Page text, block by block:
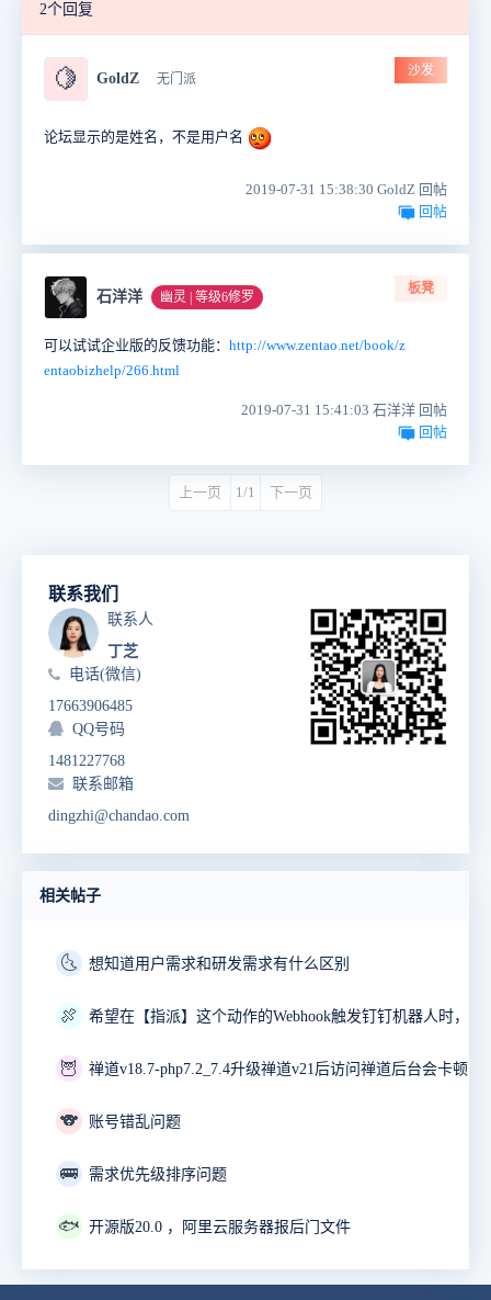
2个回复
🍋 GoldZ 无门派
沙发
论坛显示的是姓名，不是用户名
2019-07-31 15:38:30 GoldZ 回帖
回帖
石洋洋 幽灵 | 等级6修罗
板凳
可以试试企业版的反馈功能： http://www.zentao.net/book/z
entaobizhelp/266.html
2019-07-31 15:41:03 石洋洋 回帖
回帖
上一页 1/1 下一页
联系我们
联系人
丁芝
电话(微信)
17663906485
QQ号码
1481227768
联系邮箱
dingzhi@chandao.com
相关帖子
🌜 想知道用户需求和研发需求有什么区别
🍖
🦉 禅道v18.7-php7.2_7.4升级禅道v21后访问禅道后台会卡顿10
🐨 账号错乱问题
🚌 需求优先级排序问题
🐟 开源版20.0 ，阿里云服务器报后门文件